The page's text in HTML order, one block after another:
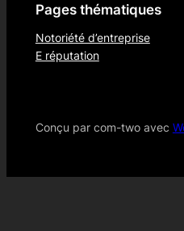
Pages thématiques
Notoriété d’entreprise
E réputation
Conçu par com-two avec